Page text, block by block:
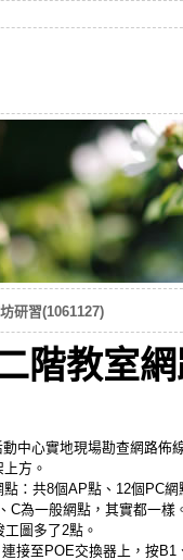
研習(1061127)
階教室
中心實地現場勘查網路佈
方。
：共8個AP點、12個PC
C為一般網點，其實都一樣
圖多了2點。
接至POE交換器上，按